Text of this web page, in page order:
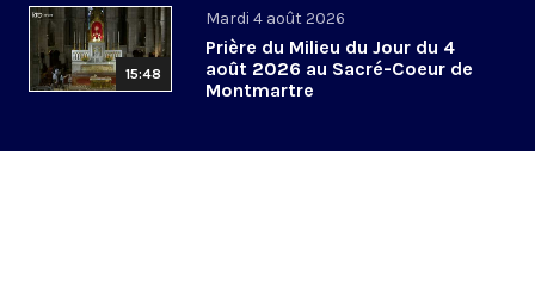
15:48
Mardi 4 août 2026
Prière du Milieu du Jour du 4
août 2026 au Sacré-Coeur de
Montmartre